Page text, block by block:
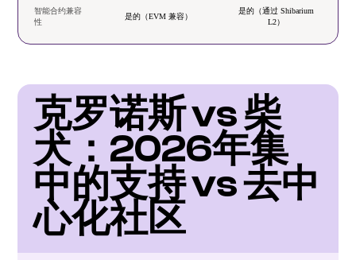
智能合约兼容
性
是的（EVM 兼容）
是的（通过 Shibarium
L2）
克罗诺斯 vs 柴
犬：2026年集
中的支持 vs 去中
心化社区